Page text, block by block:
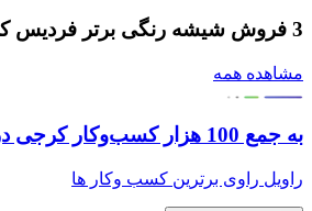
3 فروش شیشه رنگی برتر فردیس کرج
مشاهده همه
به جمع 100 هزار کسب‌وکار کرجی در راویل بپیوندید
راویل راوی برترین کسب وکار ها